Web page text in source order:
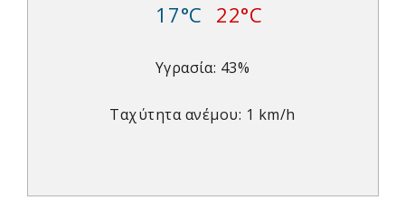
17°C 22°C
Υγρασία: 43%
Ταχύτητα ανέμου: 1 km/h